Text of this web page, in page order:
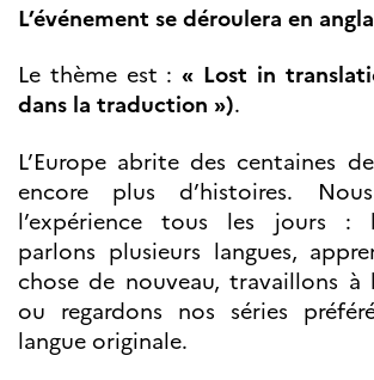
L’événement se déroulera en
Le thème est :« Lost in
dans la traduction »).
L’Europe abrite des centaines
encore plus d’histoires.
l’expérience tous les jours :
parlons plusieurs langues,
chose de nouveau, travaillons à
ou regardons nos séries
langue originale.